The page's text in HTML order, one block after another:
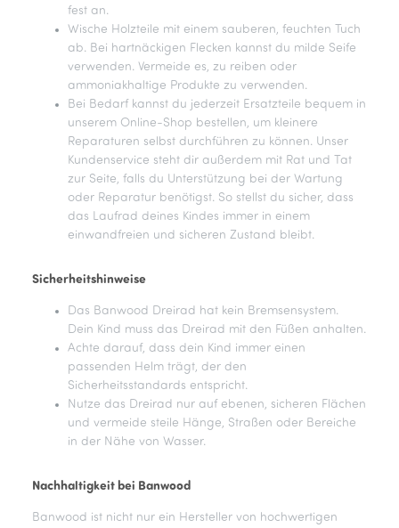
fest an.
Wische Holzteile mit einem sauberen, feuchten Tuch
ab. Bei hartnäckigen Flecken kannst du milde Seife
verwenden. Vermeide es, zu reiben oder
ammoniakhaltige Produkte zu verwenden.
Bei Bedarf kannst du jederzeit Ersatzteile bequem in
unserem Online-Shop bestellen, um kleinere
Reparaturen selbst durchführen zu können. Unser
Kundenservice steht dir außerdem mit Rat und Tat
zur Seite, falls du Unterstützung bei der Wartung
oder Reparatur benötigst. So stellst du sicher, dass
das Laufrad deines Kindes immer in einem
einwandfreien und sicheren Zustand bleibt.
Sicherheitshinweise
Das Banwood Dreirad hat kein Bremsensystem.
Dein Kind muss das Dreirad mit den Füßen anhalten.
Achte darauf, dass dein Kind immer einen
passenden Helm trägt, der den
Sicherheitsstandards entspricht.
Nutze das Dreirad nur auf ebenen, sicheren Flächen
und vermeide steile Hänge, Straßen oder Bereiche
in der Nähe von Wasser.
Nachhaltigkeit bei Banwood
Banwood ist nicht nur ein Hersteller von hochwertigen